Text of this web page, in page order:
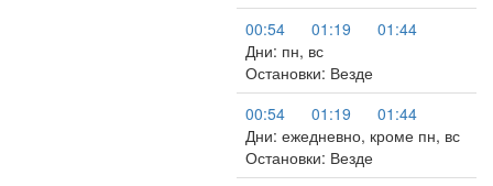
00:54
01:19
01:44
Дни: пн, вс
Остановки: Везде
00:54
01:19
01:44
Дни: ежедневно, кроме пн, вс
Остановки: Везде